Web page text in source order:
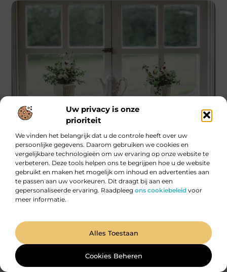
Uw privacy is onze
prioriteit
We vinden het belangrijk dat u de controle heeft over uw
persoonlijke gegevens. Daarom gebruiken we cookies en
vergelijkbare technologieën om uw ervaring op onze website te
verbeteren. Deze tools helpen ons te begrijpen hoe u de website
gebruikt en maken het mogelijk om inhoud en advertenties aan
te passen aan uw voorkeuren. Dit draagt bij aan een
gepersonaliseerde ervaring. Raadpleeg ons cookiebeleid voor
meer informatie.
Alles Toestaan
Cookies Beheren
Winkelen
Ontdek de beste kozijnen voor jouw huis in
oldenzaal
Ben je op zoek naar hoogwaardige kozijnen die niet alleen
jouw woning verfraaien, maar ook bijdragen aan een betere
isolatie
...